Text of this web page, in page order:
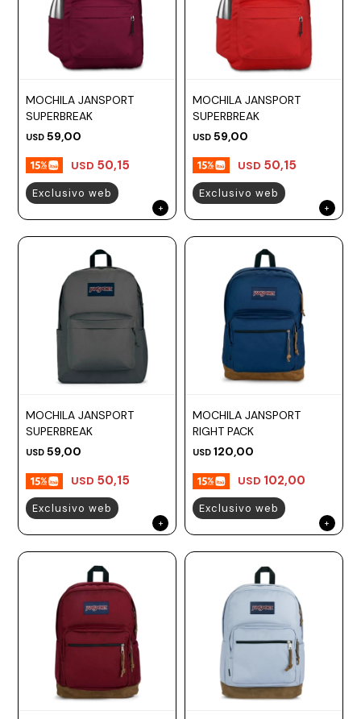
MOCHILA JANSPORT
SUPERBREAK
USD 59,00
USD 50,15
Exclusivo web
MOCHILA JANSPORT
SUPERBREAK
USD 59,00
USD 50,15
Exclusivo web
MOCHILA JANSPORT
SUPERBREAK
USD 59,00
USD 50,15
Exclusivo web
MOCHILA JANSPORT
RIGHT PACK
USD 120,00
USD 102,00
Exclusivo web